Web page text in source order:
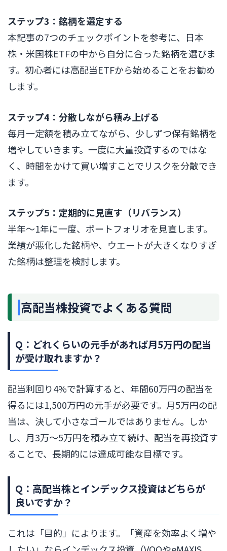
ステップ3：銘柄を選定する
本記事の7つのチェックポイントを参考に、日本
株・米国株ETFの中から自分に合った銘柄を選びま
す。初心者には高配当ETFから始めることをお勧め
します。
ステップ4：分散しながら積み上げる
毎月一定額を積み立てながら、少しずつ保有銘柄を
増やしていきます。一度に大量投資するのではな
く、時間をかけて買い増すことでリスクを分散でき
ます。
ステップ5：定期的に見直す（リバランス）
半年〜1年に一度、ポートフォリオを見直します。
業績が悪化した銘柄や、ウエートが大きくなりすぎ
た銘柄は整理を検討します。
高配当株投資でよくある質問
Q：どれくらいの元手があれば月5万円の配当
が受け取れますか？
配当利回り4%で計算すると、年間60万円の配当を
得るには1,500万円の元手が必要です。月5万円の配
当は、決して小さなゴールではありません。しか
し、月3万〜5万円を積み立て続け、配当を再投資す
ることで、長期的には達成可能な目標です。
Q：高配当株とインデックス投資はどちらが
良いですか？
これは「目的」によります。「資産を効率よく増や